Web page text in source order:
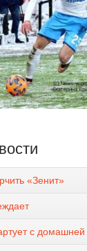
«Зенит»
с